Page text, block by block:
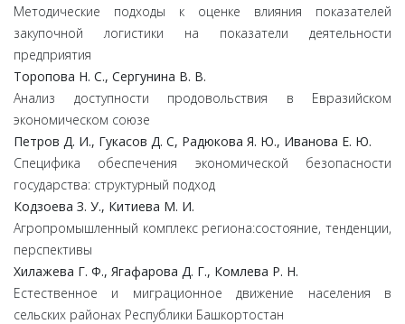
Методические подходы к оценке влияния показателей
закупочной логистики на показатели деятельности
предприятия
Торопова Н. С., Сергунина В. В.
Анализ доступности продовольствия в Евразийском
экономическом союзе
Петров Д. И., Гукасов Д. С, Радюкова Я. Ю., Иванова Е. Ю.
Специфика обеспечения экономической безопасности
государства: структурный подход
Кодзоева З. У., Китиева М. И.
Агропромышленный комплекс региона:состояние, тенденции,
перспективы
Хилажева Г. Ф., Ягафарова Д. Г., Комлева Р. Н.
Естественное и миграционное движение населения в
сельских районах Республики Башкортостан